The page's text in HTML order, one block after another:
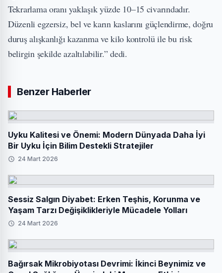
Tekrarlama oranı yaklaşık yüzde 10–15 civarındadır.
Düzenli egzersiz, bel ve karın kaslarını güçlendirme, doğru
duruş alışkanlığı kazanma ve kilo kontrolü ile bu risk
belirgin şekilde azaltılabilir.” dedi.
Benzer Haberler
Uyku Kalitesi ve Önemi: Modern Dünyada Daha İyi
Bir Uyku İçin Bilim Destekli Stratejiler
24 Mart 2026
Sessiz Salgın Diyabet: Erken Teşhis, Korunma ve
Yaşam Tarzı Değişiklikleriyle Mücadele Yolları
24 Mart 2026
Bağırsak Mikrobiyotası Devrimi: İkinci Beynimiz ve